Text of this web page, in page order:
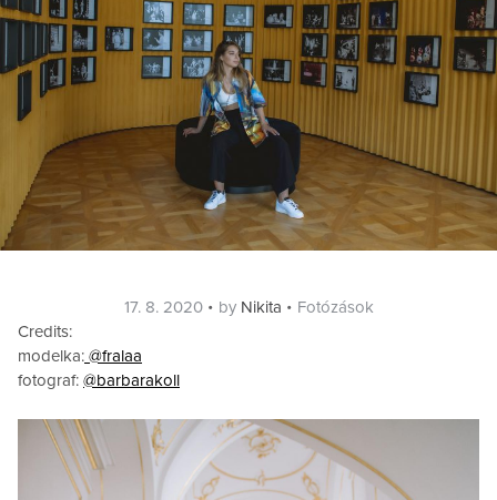
Posted
17. 8. 2020 by Nikita Categories
Fotózások
Credits:
modelka: @fralaa
fotograf: @barbarakoll